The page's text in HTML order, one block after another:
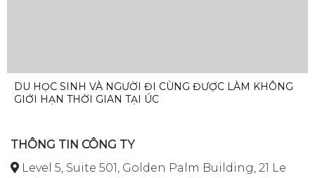
DU HỌC SINH VÀ NGƯỜI ĐI CÙNG ĐƯỢC LÀM KHÔNG
GIỚI HẠN THỜI GIAN TẠI ÚC
THÔNG TIN CÔNG TY
Level 5, Suite 501, Golden Palm Building, 21 Le